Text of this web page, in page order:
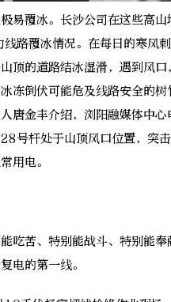
覆冰。长沙公司在这些高山
路覆冰情况。在每日的寒风
顶的道路结冰湿滑，遇到风口
冻倒伏可能危及线路安全的
金丰介绍，浏阳融媒体中心
号杆处于山顶风口位置，突
用电。
苦、特别能战斗、特别能
电的第一线。